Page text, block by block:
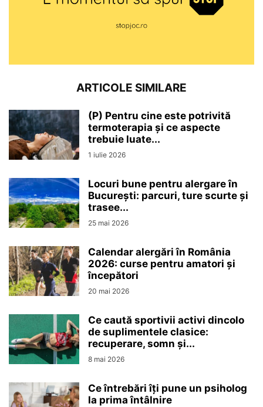
ARTICOLE SIMILARE
(P) Pentru cine este potrivită
termoterapia și ce aspecte
trebuie luate...
1 iulie 2026
Locuri bune pentru alergare în
București: parcuri, ture scurte și
trasee...
25 mai 2026
Calendar alergări în România
2026: curse pentru amatori și
începători
20 mai 2026
Ce caută sportivii activi dincolo
de suplimentele clasice:
recuperare, somn și...
8 mai 2026
Ce întrebări îți pune un psiholog
la prima întâlnire